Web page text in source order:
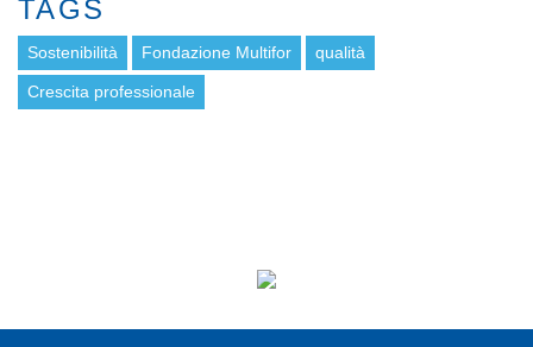
TAGS
Sostenibilità Fondazione Multifor qualità
Crescita professionale